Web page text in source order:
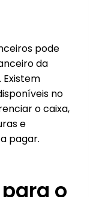
pode
da
no
o caixa,
e
pagar.
o